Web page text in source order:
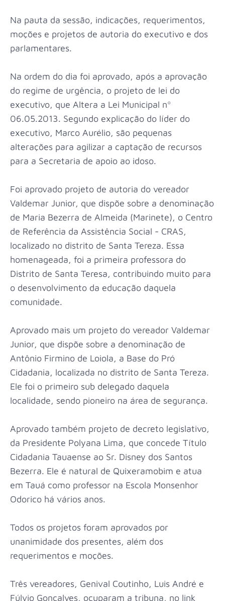
Na pauta da sessão, indicações, requerimentos,
moções e projetos de autoria do executivo e dos
parlamentares.
Na ordem do dia foi aprovado, após a aprovação
do regime de urgência, o projeto de lei do
executivo, que Altera a Lei Municipal nº
06.05.2013. Segundo explicação do líder do
executivo, Marco Aurélio, são pequenas
alterações para agilizar a captação de recursos
para a Secretaria de apoio ao idoso.
Foi aprovado projeto de autoria do vereador
Valdemar Junior, que dispõe sobre a denominação
de Maria Bezerra de Almeida (Marinete), o Centro
de Referência da Assistência Social - CRAS,
localizado no distrito de Santa Tereza. Essa
homenageada, foi a primeira professora do
Distrito de Santa Teresa, contribuindo muito para
o desenvolvimento da educação daquela
comunidade.
Aprovado mais um projeto do vereador Valdemar
Junior, que dispõe sobre a denominação de
Antônio Firmino de Loiola, a Base do Pró
Cidadania, localizada no distrito de Santa Tereza.
Ele foi o primeiro sub delegado daquela
localidade, sendo pioneiro na área de segurança.
Aprovado também projeto de decreto legislativo,
da Presidente Polyana Lima, que concede Título
Cidadania Tauaense ao Sr. Disney dos Santos
Bezerra. Ele é natural de Quixeramobim e atua
em Tauá como professor na Escola Monsenhor
Odorico há vários anos.
Todos os projetos foram aprovados por
unanimidade dos presentes, além dos
requerimentos e moções.
Três vereadores, Genival Coutinho, Luis André e
Fúlvio Gonçalves, ocuparam a tribuna, no link